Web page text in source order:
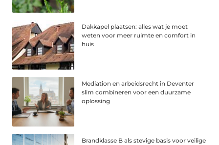
Dakkapel plaatsen: alles wat je moet
weten voor meer ruimte en comfort in
huis
Mediation en arbeidsrecht in Deventer
slim combineren voor een duurzame
oplossing
Brandklasse B als stevige basis voor veilige